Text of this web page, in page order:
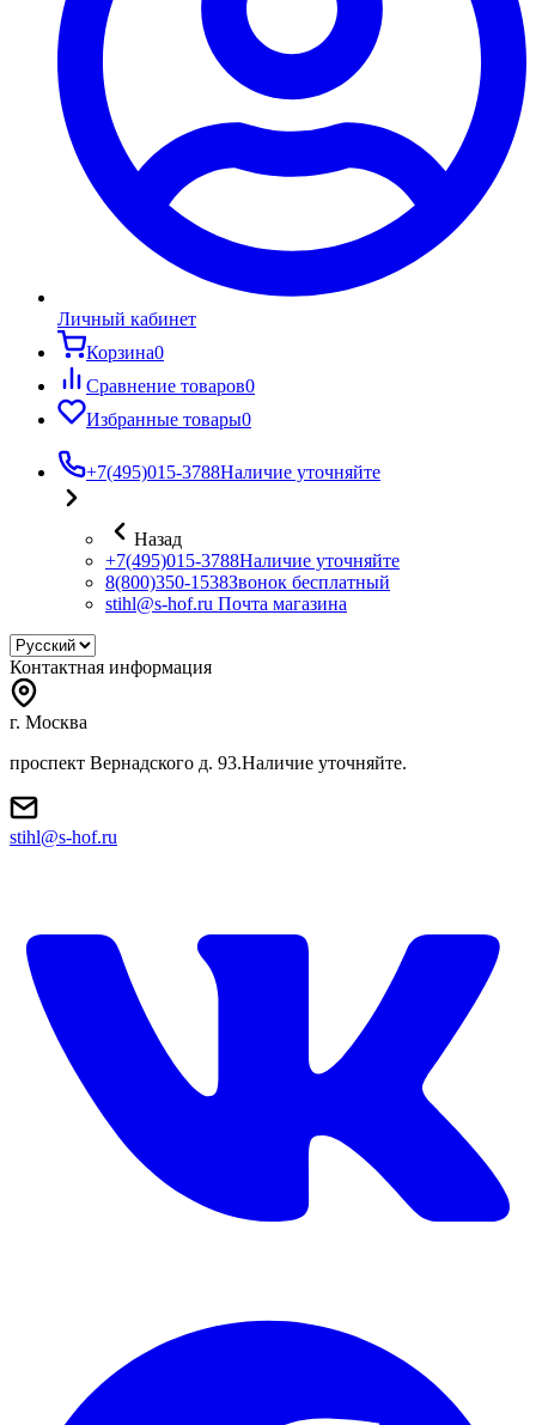
Личный кабинет
Корзина0
Сравнение товаров0
Избранные товары0
+7(495)015-3788Наличие уточняйте
Назад
+7(495)015-3788Наличие уточняйте
8(800)350-1538Звонок бесплатный
stihl@s-hof.ru Почта магазина
Контактная информация
г. Москва
проспект Вернадского д. 93.Наличие уточняйте.
stihl@s-hof.ru